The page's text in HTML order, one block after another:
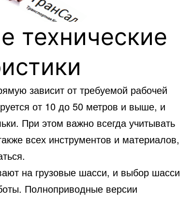
технические
зависит от требуемой рабочей
от 10 до 50 метров и выше, и
При этом важно всегда учитывать
всех инструментов и материалов,
на грузовые шасси, и выбор шасси
Полноприводные версии